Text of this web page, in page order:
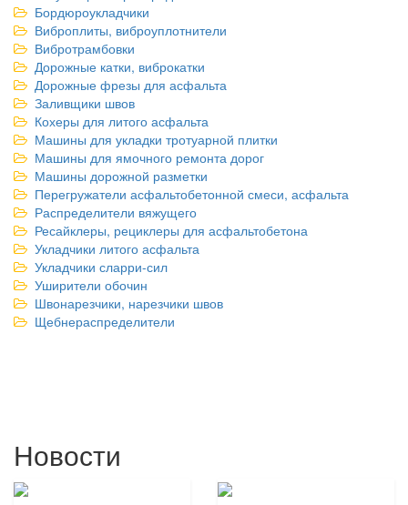
Бордюроукладчики
Виброплиты, виброуплотнители
Вибротрамбовки
Дорожные катки, виброкатки
Дорожные фрезы для асфальта
Заливщики швов
Кохеры для литого асфальта
Машины для укладки тротуарной плитки
Машины для ямочного ремонта дорог
Машины дорожной разметки
Перегружатели асфальтобетонной смеси, асфальта
Распределители вяжущего
Ресайклеры, рециклеры для асфальтобетона
Укладчики литого асфальта
Укладчики сларри-сил
Уширители обочин
Швонарезчики, нарезчики швов
Щебнераспределители
Новости